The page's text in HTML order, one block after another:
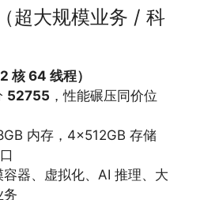
超大规模业务 / 科
核 64 线程）
52755 ，性能碾压同价位
内存，4×512GB 存储
器、虚拟化、AI 推理、大
务